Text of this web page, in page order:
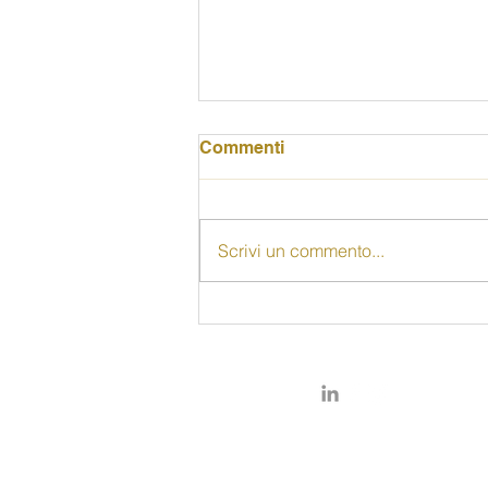
anni del voto femminile
Commenti
Scrivi un commento...